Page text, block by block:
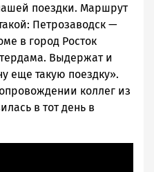
поездки. Маршрут
Петрозаводск —
в город Росток
Выдержат и
еще такую поездку».
коллег из
в тот день в